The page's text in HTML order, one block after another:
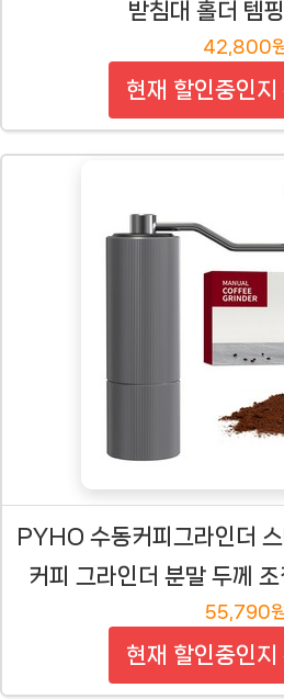
받침대 홀더 템
42,800
현재 할인중인지
PYHO 수동커피그라인더
커피 그라인더 분말 두께
55,790
현재 할인중인지